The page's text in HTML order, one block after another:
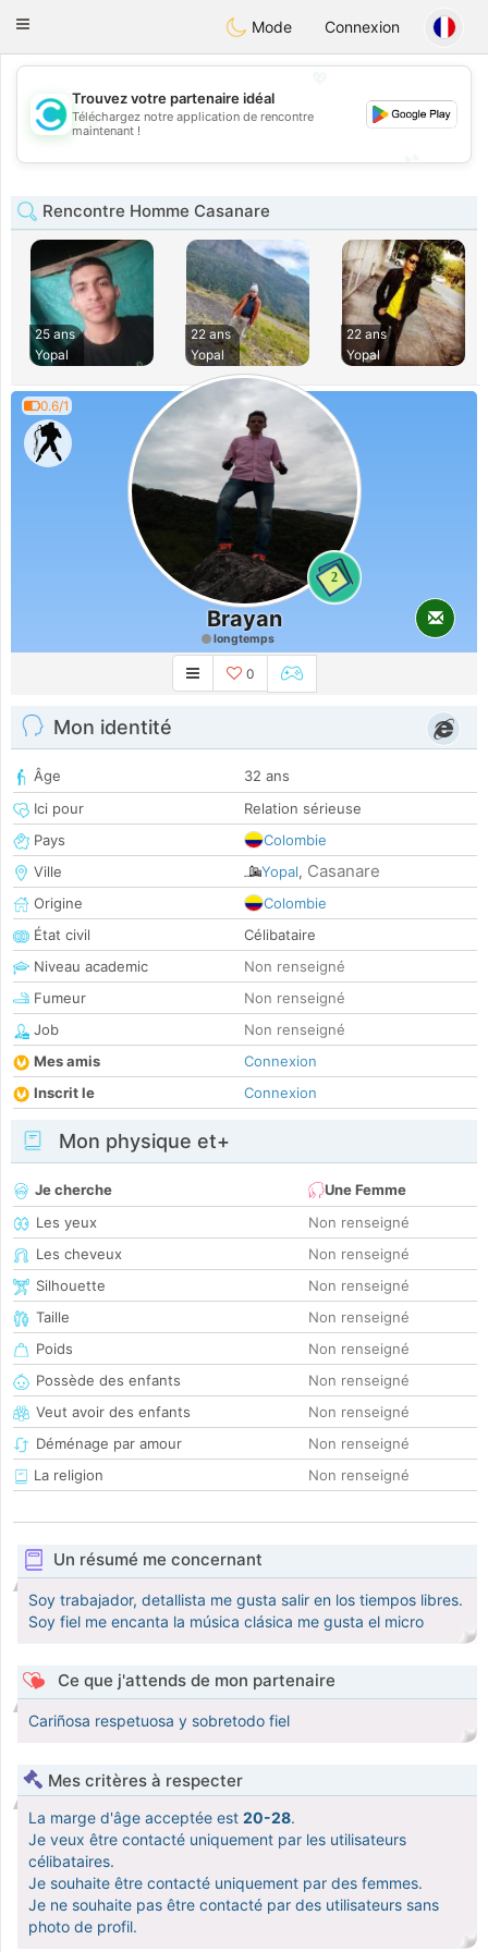
olombiaCitas
Toggle
Mode Connexion
💖
💕
Trouvez votre partenaire idéal
Téléchargez notre application de rencontre
maintenant !
Rencontre Homme Casanare
25 ans
Yopal
22 ans
Yopal
22 ans
Yopal
0.6/1
2
Brayan
longtemps
0
Mon identité
Âge
32 ans
Ici pour
Relation sérieuse
Pays
Colombie
Ville
Yopal, Casanare
Origine
Colombie
État civil
Célibataire
Niveau academic
Non renseigné
Fumeur
Non renseigné
Job
Non renseigné
Mes amis
Connexion
Inscrit le
Connexion
Mon physique et+
Je cherche
Une Femme
Les yeux
Non renseigné
Les cheveux
Non renseigné
Silhouette
Non renseigné
Taille
Non renseigné
Poids
Non renseigné
Possède des enfants
Non renseigné
Veut avoir des enfants
Non renseigné
Déménage par amour
Non renseigné
La religion
Non renseigné
Un résumé me concernant
Soy trabajador, detallista me gusta salir en los tiempos libres.
Soy fiel me encanta la música clásica me gusta el micro
Ce que j'attends de mon partenaire
Cariñosa respetuosa y sobretodo fiel
Mes critères à respecter
La marge d'âge acceptée est 20-28.
Je veux être contacté uniquement par les utilisateurs
célibataires.
Je souhaite être contacté uniquement par des femmes.
Je ne souhaite pas être contacté par des utilisateurs sans
photo de profil.